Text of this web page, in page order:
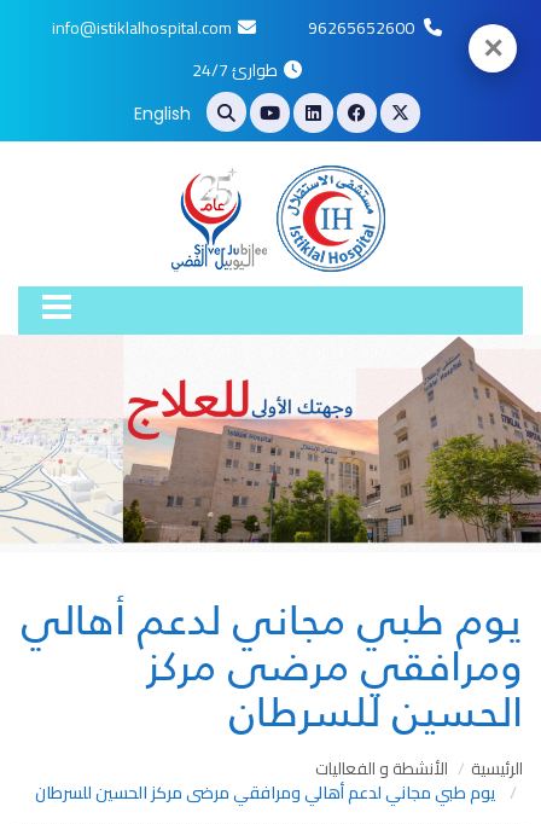
96265652600
info@istiklalhospital.com
طوارئ 24/7
English
يوم طبي مجاني لدعم أهالي
ومرافقي مرضى مركز
الحسين للسرطان
الرئيسية الأنشطة و الفعاليات
يوم طبي مجاني لدعم أهالي ومرافقي مرضى مركز الحسين للسرطان
✕